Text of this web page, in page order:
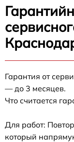
Гарантия от
— до 3 месяцев.
Что считается
Для работ:
который